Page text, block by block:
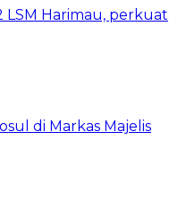
LSM Harimau, perkuat
di Markas Majelis